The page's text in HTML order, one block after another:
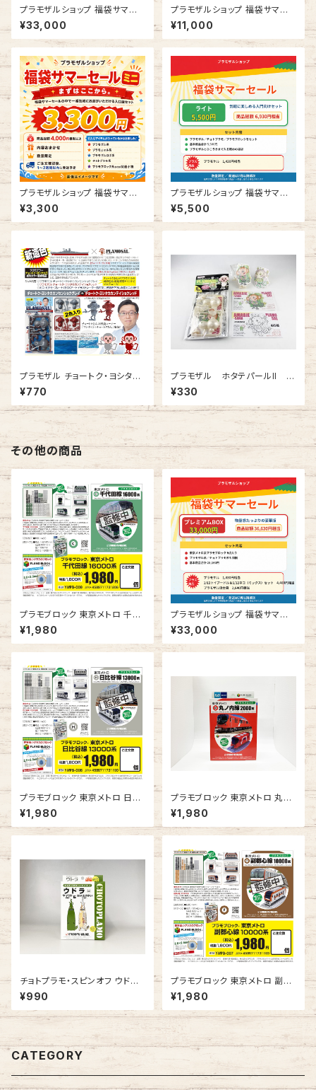
プラモザルショップ 福袋サマー
セール プレミアムBOX
¥33,000
プラモザルショップ 福袋サマー
セール スタンダード
¥11,000
プラモザルショップ 福袋サマー
セール ミニ
¥3,300
プラモザルショップ 福袋サマー
セール ライト
¥5,500
プラモザル チョートク・ヨシタカ
コラボスペシャルG
¥770
プラモザル ホタテパールII ア
マビエ様風
¥330
その他の商品
プラモブロック 東京メトロ 千代
田線 16000系
¥1,980
プラモザルショップ 福袋サマー
セール プレミアムBOX
¥33,000
プラモブロック 東京メトロ 日比
谷線 13000系
¥1,980
プラモブロック 東京メトロ 丸ノ
内線 2000系
¥1,980
チョトプラモ・スピンオフ ウドラ
ヤマウドver. & ないぶずかいve
r. 各色1ヶ入（プラモデル）
¥990
プラモブロック 東京メトロ 副都
心線 10000系
¥1,980
CATEGORY